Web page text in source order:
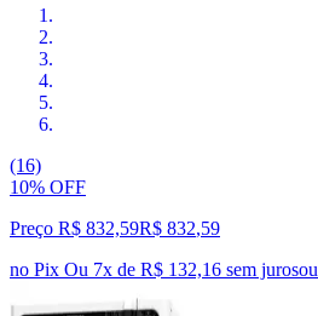
(16)
10% OFF
Preço R$ 832,59R$ 832,59
no Pix Ou 7x de R$ 132,16 sem jurosou